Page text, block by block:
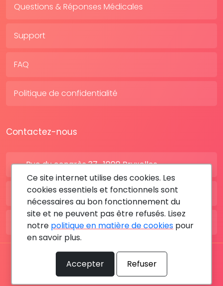
Questions & Réponses Médicales
Support
FAQ
Politique de confidentialité
Contactez-nous
Rue du congrès 37 , 1000 Bruxelles
BE: +32 28080227
FR: +33 183642895
Tous les droits sont réservés © 2026 RDV MÉDICAL By
MediaSatCom
Ce site internet utilise des cookies. Les
cookies essentiels et fonctionnels sont
nécessaires au bon fonctionnement du
site et ne peuvent pas être refusés. Lisez
notre politique en matière de cookies pour
en savoir plus.
Accepter Refuser